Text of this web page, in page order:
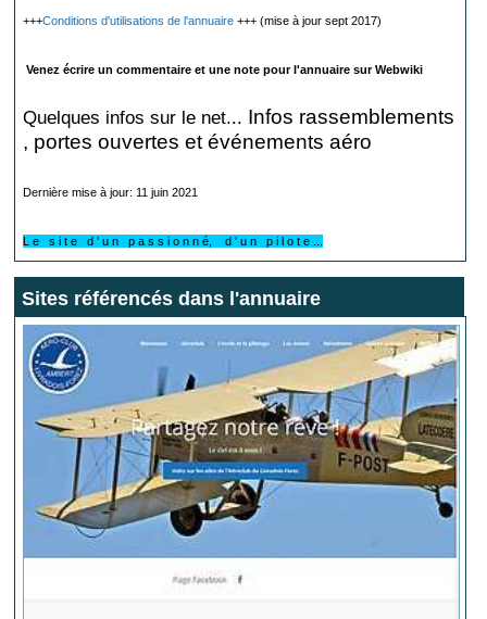
+++Conditions d'utilisations de l'annuaire +++ (mise à jour sept 2017)
Venez écrire un commentaire et une note pour l'annuaire sur Webwiki
Quelques infos sur le net... Infos rassemblements
, portes ouvertes et événements aéro
Dernière mise à jour: 11 juin 2021
L e s i t e d ' u n p a s s i o n n é, d ' u n p i l o t e ...
Sites référencés dans l'annuaire